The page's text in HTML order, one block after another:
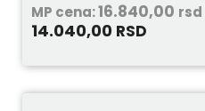
MP cena:16.840,00 rsd
14.040,00 RSD